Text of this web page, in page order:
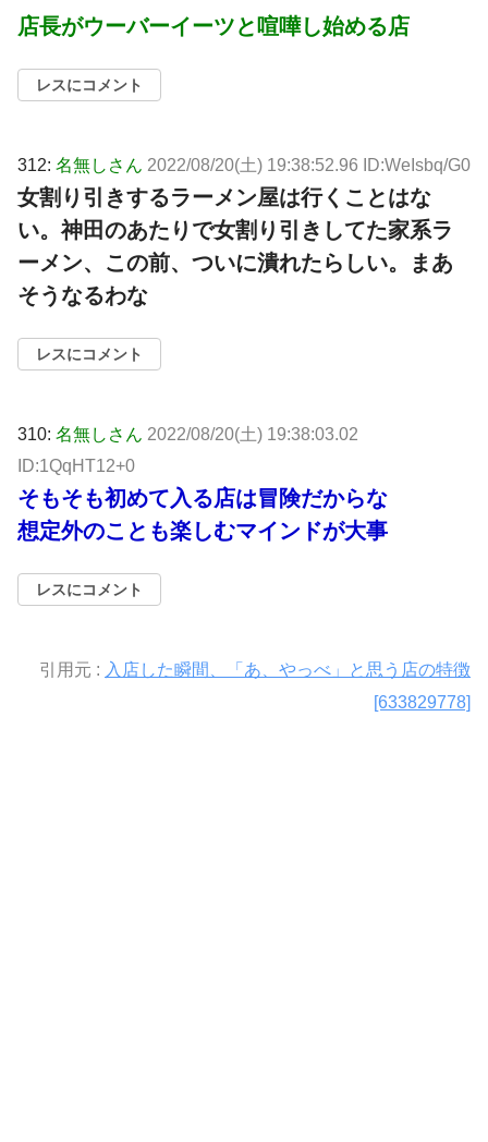
店長がウーバーイーツと喧嘩し始める店
レスにコメント
312: 名無しさん 2022/08/20(土) 19:38:52.96 ID:WeIsbq/G0
女割り引きするラーメン屋は行くことはな
い。神田のあたりで女割り引きしてた家系ラ
ーメン、この前、ついに潰れたらしい。まあ
そうなるわな
レスにコメント
310: 名無しさん 2022/08/20(土) 19:38:03.02
ID:1QqHT12+0
そもそも初めて入る店は冒険だからな
想定外のことも楽しむマインドが大事
レスにコメント
引用元 : 入店した瞬間、「あ、やっべ」と思う店の特徴
[633829778]